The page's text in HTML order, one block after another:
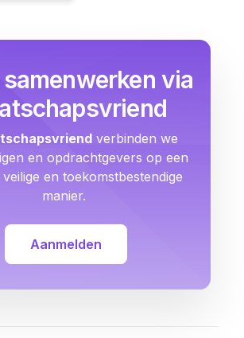
via
verbinden we
en opdrachtgevers op een
en toekomstbestendige
manier.
Aanmelden